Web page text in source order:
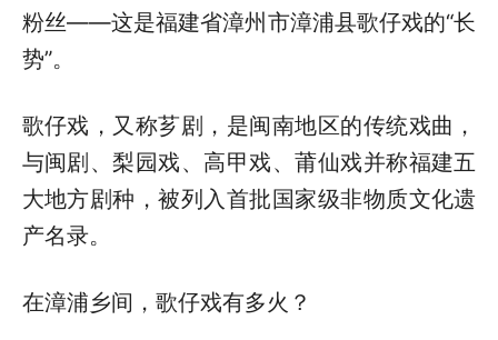
粉丝——这是福建省漳州市漳浦县歌仔戏的“长
势”。
歌仔戏，又称芗剧，是闽南地区的传统戏曲，
与闽剧、梨园戏、高甲戏、莆仙戏并称福建五
大地方剧种，被列入首批国家级非物质文化遗
产名录。
在漳浦乡间，歌仔戏有多火？